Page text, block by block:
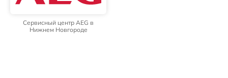
Сервисный центр AEG в
Нижнем Новгороде